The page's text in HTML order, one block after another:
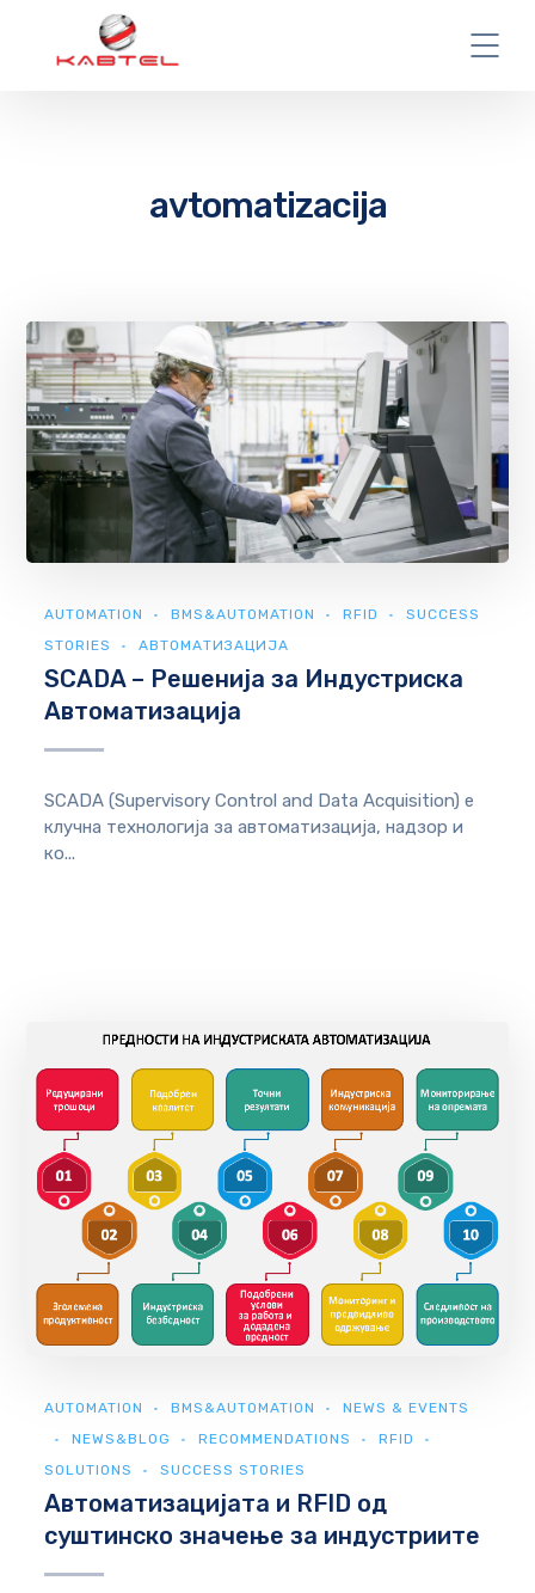
avtomatizacija
AUTOMATION BMS&AUTOMATION RFID
SUCCESS
STORIES
АВТОМАТИЗАЦИЈА
SCADA – Решенија за Индустриска
Автоматизација
SCADA (Supervisory Control and Data Acquisition) е
клучна технологија за автоматизација, надзор и
ко...
AUTOMATION BMS&AUTOMATION
NEWS & EVENTS
NEWS&BLOG
RECOMMENDATIONS
RFID
SOLUTIONS
SUCCESS STORIES
Автоматизацијата и RFID од
суштинско значење за индустриите